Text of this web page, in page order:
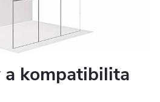
a kompatibilita